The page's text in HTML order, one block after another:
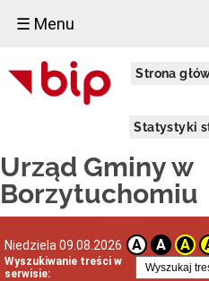
☰ Menu
Strona
Statystyki
Urząd Gminy w
Borzytuchomiu
Niedziela 09.08.2026 A A A
Wyszukiwanie treści w
serwisie:
Urząd
Gminy
Informacja
dróg
na
terenie
Gminy
Borzytuchom
sezonie
zimowym
2025/2026